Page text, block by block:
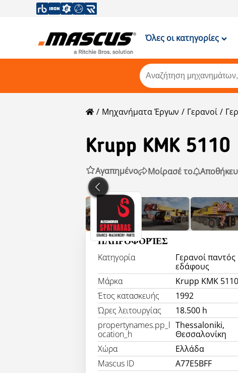
Όλες οι κατηγορίες
Μηχανήματα Έργων Γερανοί
Krupp KMK 5110
Αγαπημένο Μοίρασέ το
ΠΛΗΡΟΦΟΡΊΕΣ
Κατηγορία
Γερανοί παντός
εδάφους
Μάρκα
Krupp KMK 5110
Έτος κατασκευής
1992
Ώρες λειτουργίας
18.500 h
propertynames.pp_l
ocation_h
Thessaloniki,
Θεσσαλονίκη
Χώρα
Ελλάδα
Mascus ID
A77E5BFF